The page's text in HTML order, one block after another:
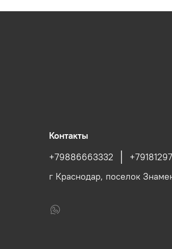
Контакты
+79886663332
г Краснодар, поселок